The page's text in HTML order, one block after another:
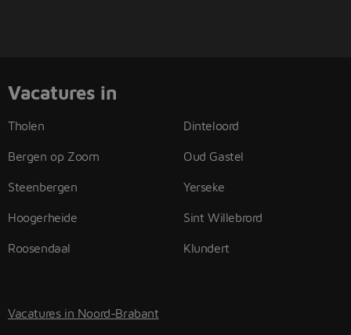
Vacatures in
Tholen
Bergen op Zoom
Steenbergen
Hoogerheide
Roosendaal
Dinteloord
Oud Gastel
Yerseke
Sint Willebrord
Klundert
Vacatures in Noord-Brabant